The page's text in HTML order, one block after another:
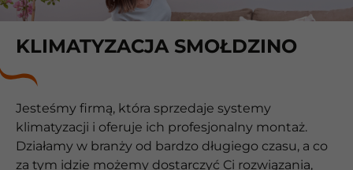
KLIMATYZACJA SMOŁDZINO
Jesteśmy firmą, która sprzedaje systemy
klimatyzacji i oferuje ich profesjonalny montaż.
Działamy w branży od bardzo długiego czasu, a co
za tym idzie możemy dostarczyć Ci rozwiązania,